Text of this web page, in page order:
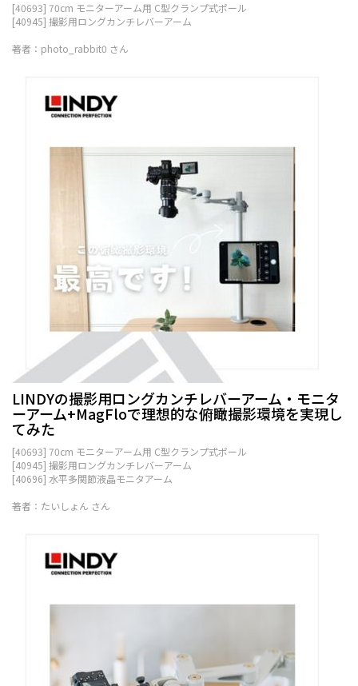
[40693] 70cm モニターアーム用 C型クランプ式ポール
[40945] 撮影用ロングカンチレバーアーム
著者：photo_rabbit0 さん
LINDYの撮影用ロングカンチレバーアーム・モニタ
ーアーム+MagFloで理想的な俯瞰撮影環境を実現し
てみた
[40693] 70cm モニターアーム用 C型クランプ式ポール
[40945] 撮影用ロングカンチレバーアーム
[40696] 水平多関節液晶モニタアーム
著者：たいしょん さん